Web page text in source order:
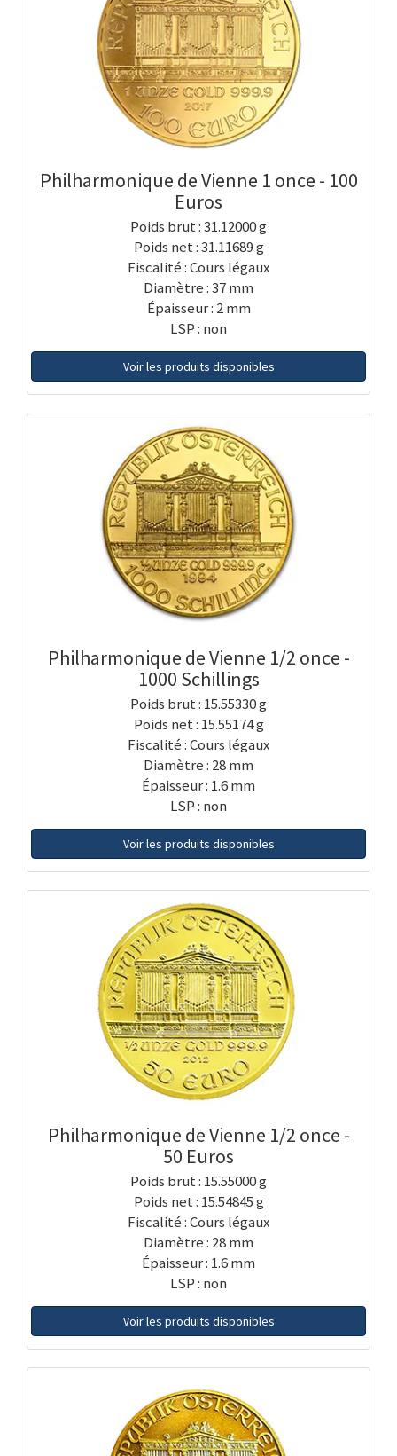
Philharmonique de Vienne 1 once - 100
Euros
Poids brut : 31.12000 g
Poids net : 31.11689 g
Fiscalité : Cours légaux
Diamètre : 37 mm
Épaisseur : 2 mm
LSP : non
Voir les produits disponibles
Philharmonique de Vienne 1/2 once -
1000 Schillings
Poids brut : 15.55330 g
Poids net : 15.55174 g
Fiscalité : Cours légaux
Diamètre : 28 mm
Épaisseur : 1.6 mm
LSP : non
Voir les produits disponibles
Philharmonique de Vienne 1/2 once -
50 Euros
Poids brut : 15.55000 g
Poids net : 15.54845 g
Fiscalité : Cours légaux
Diamètre : 28 mm
Épaisseur : 1.6 mm
LSP : non
Voir les produits disponibles